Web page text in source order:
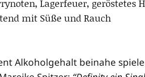
Lager­feu­er, gerös­te­tes
mit Süße und Rauch
Alko­hol­ge­halt bei­na­he